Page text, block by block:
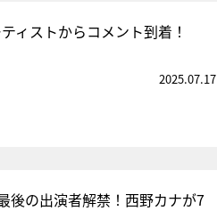
ィストからコメント到着！
2025.07.17
後の出演者解禁！西野カナが7